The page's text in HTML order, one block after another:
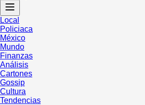
Local
Policiaca
México
Mundo
Finanzas
Análisis
Cartones
Gossip
Cultura
Tendencias